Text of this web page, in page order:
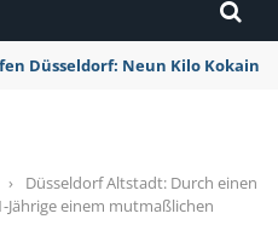
Düsseldorf: Neun Kilo Kokain
›
Düsseldorf Altstadt: Durch einen
Jährige einem mutmaßlichen